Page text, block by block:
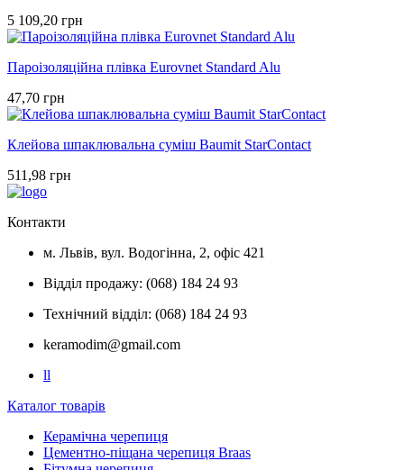
5 109,20 грн
Пароізоляційна плівка Eurovnet Standard Alu
47,70 грн
Клейова шпаклювальна суміш Baumit StarContact
511,98 грн
Контакти
м. Львів, вул. Водогінна, 2, офіс 421
Відділ продажу: (068) 184 24 93
Технічний відділ: (068) 184 24 93
keramodim@gmail.com
ll
Каталог товарів
Керамічна черепиця
Цементно-піщана черепиця Braas